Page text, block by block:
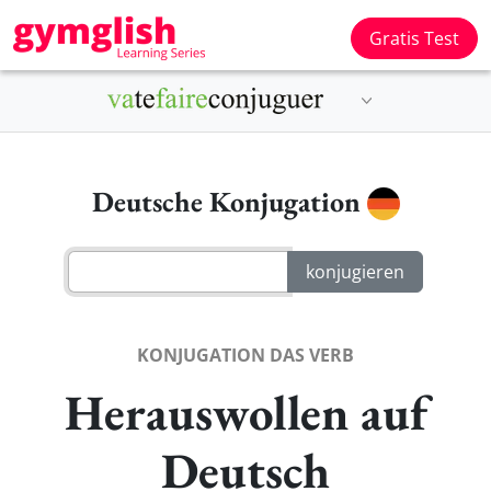
Gratis Test
Deutsche Konjugation
KONJUGATION DAS VERB
Herauswollen auf
Deutsch